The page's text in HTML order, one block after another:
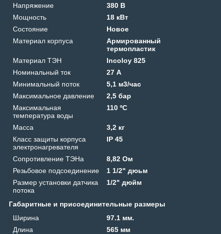
Напряжение
380 В
Мощность
18 кВт
Состояние
Новое
Материал корпуса
Армированный
термопластик
Материал ТЭН
Incoloy 825
Номинальный ток
27 А
Минимальный поток
5,1 м3/час
Максимальное давление
2,5 бар
Максимальная
температура воды
110 ºС
Масса
3,2 кг
Класс защиты корпуса
электронагревателя
IP 45
Сопротивление ТЭНа
8,82 Ом
Резьбовое подсоединение
1 1/2" дюьм
Размер установки датчика
потока
1/2" дюйм
Габаритные и присоединительные размеры
Ширина
97.1 мм.
Длина
565 мм